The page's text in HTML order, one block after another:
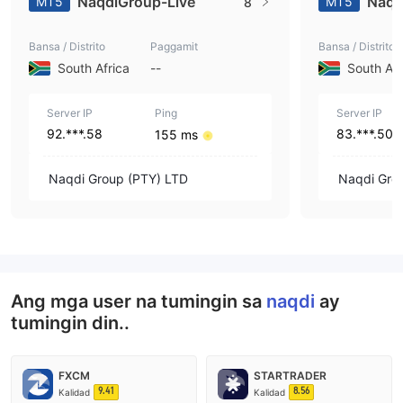
Bansa / Distrito
South Africa
Paggamit
--
Server IP
92.***.58
Ping
155 ms
Naqdi Group (PTY) LTD
Bansa / Distrito
South
Server IP
83.***.50
Naqdi
Ang mga user na tumingin sa naqdi ay
tumingin din..
FXCM
Kalidad 9.41
STARTRADER
Kalidad 8.56